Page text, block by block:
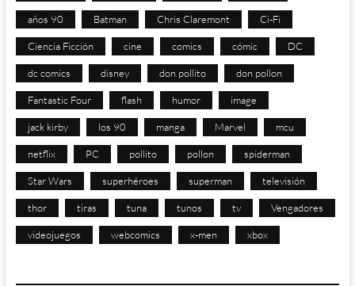
años 90 Batman Chris Claremont Ci-Fi
Ciencia Ficción cine comics cómic DC
dc comics disney don pollito don pollon
Fantastic Four flash humor image
jack kirby los 90 manga Marvel mcu
netflix PC pollito pollon spiderman
Star Wars superhéroes superman televisión
thor tiras tuna tunos tv Vengadores
videojuegos webcomics x-men xbox